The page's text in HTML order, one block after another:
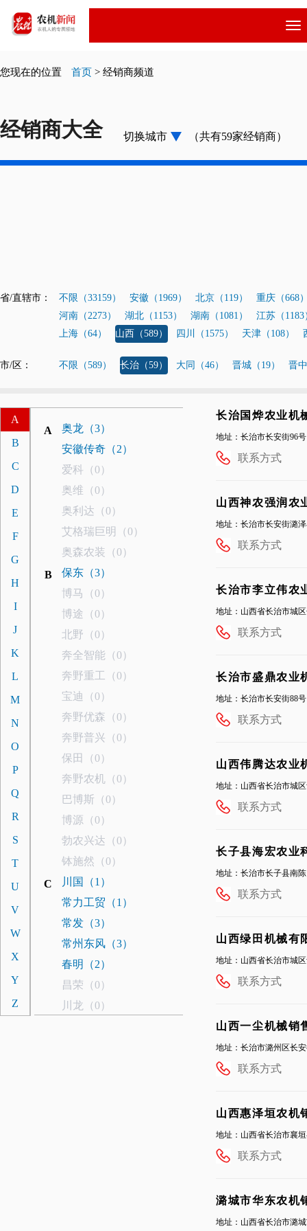
跳
到
要
您现在的位置 首页 > 经销商频道
经销商大全 切换城市 （共有59家经销商）
省/直辖市： 不限（33159） 安徽（1969） 北京（119）
重庆（668
河南（2273）
湖北（1153） 湖南（1081）
江苏（1183
上海（64）
山西（589） 四川（1575） 天津（108）
市/区： 不限（589） 长治（59） 大同（46） 晋城（19） 晋
A
B
C
D
E
F
G
H
I
J
K
L
M
N
O
P
Q
R
S
T
U
V
W
X
Y
Z
A
奥龙（3）
安徽传奇（2）
爱科（0）
奥维（0）
奥利达（0）
艾格瑞巨明（0）
奥森农装（0）
B
保东（3）
博马（0）
博途（0）
北野（0）
奔全智能（0）
奔野重工（0）
宝迪（0）
奔野优森（0）
奔野普兴（0）
保田（0）
奔野农机（0）
巴博斯（0）
博源（0）
勃农兴达（0）
钵施然（0）
C
川国（1）
常力工贸（1）
常发（3）
常州东风（3）
春明（2）
昌荣（0）
川龙（0）
长治国烨农业机
地址：长治市长安街96号
联系方式
山西神农强润农
地址：长治市长安街潞
联系方式
长治市李立伟农
地址：山西省长治市城
联系方式
长治市盛鼎农业
地址：长治市长安街88号
联系方式
山西伟腾达农业
地址：山西省长治市城
联系方式
长子县海宏农业
地址：长治市长子县南
联系方式
山西绿田机械有
地址：山西省长治市城
联系方式
山西一尘机械销
地址：长治市潞州区长
联系方式
山西惠泽垣农机
地址：山西省长治市襄
联系方式
潞城市华东农机
地址：山西省长治市潞